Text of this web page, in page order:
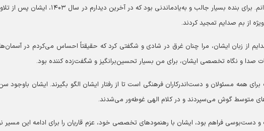
رسیدم و توفیق یافتم در محضرشان قرآن بخوانم. برای بنده بسیار جالب و به‌یادماندنی بود که در آخرین دیدارم
از بم صدایم تمجید کردند.
از زبان ایشان، مرا چنان غرق در شادی و شگفتی کرد که حقیقتاً احساس می‌کردم در
و نگاه تخصصی ایشان، برای من بسیار تحسین‌برانگیز و شگفت‌زده کننده بود.
همه مسئولان و دست‌اندرکاران فرهنگی است تا از رفتار ایشان الگو بگیرند. ایشان باوجود سن
متوسط گوش می‌سپردند و در کلام الهی غوطه‌ور می‌شدند.
و دست‌بوسی فراهم بود، ایشان با رهنمودهای تخصصی خود، عزم قاریان را برای ادامه این مسیر